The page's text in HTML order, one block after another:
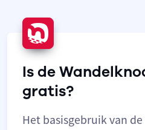
Is de
gratis?
Het basisgebruik van